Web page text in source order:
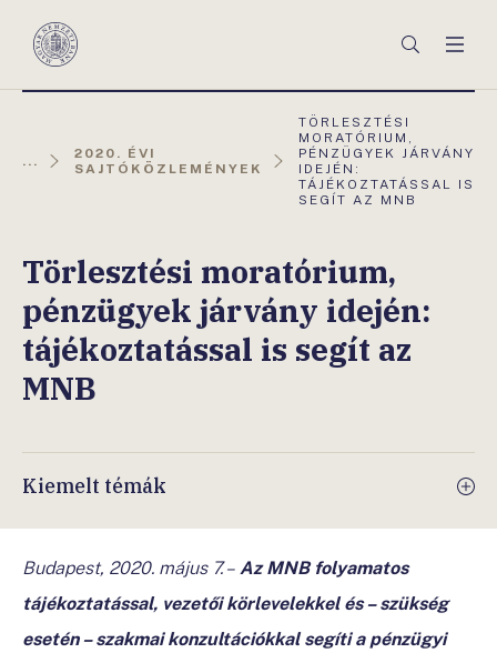
Magyar
Keresés
...
2020. ÉVI
SAJTÓKÖZLEMÉNYEK
AKTUÁLIS
OLDAL:
TÖRLESZTÉSI
MORATÓRIUM,
PÉNZÜGYEK JÁRVÁNY
IDEJÉN:
TÁJÉKOZTATÁSSAL IS
SEGÍT AZ MNB
Törlesztési moratórium,
pénzügyek járvány idején:
tájékoztatással is segít az
MNB
Kiemelt témák
Budapest, 2020. május 7.– Az MNB folyamatos
tájékoztatással, vezetői körlevelekkel és – szükség
esetén – szakmai konzultációkkal segíti a pénzügyi